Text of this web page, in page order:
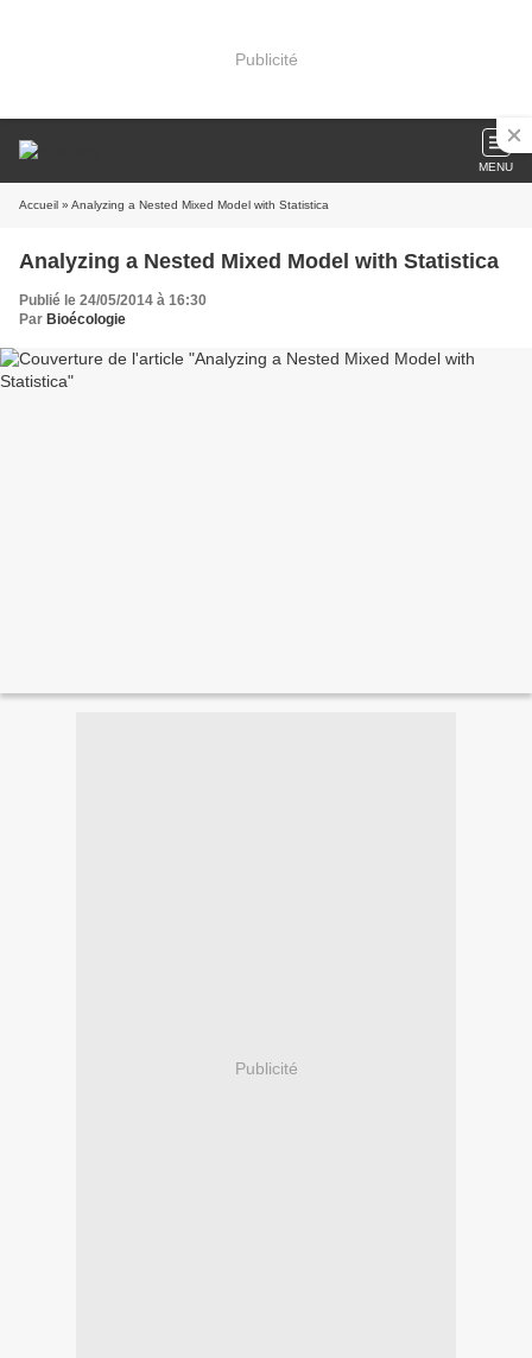
Publicité
MENU
Accueil » Analyzing a Nested Mixed Model with Statistica
Analyzing a Nested Mixed Model with Statistica
Publié le 24/05/2014 à 16:30
Par Bioécologie
Publicité